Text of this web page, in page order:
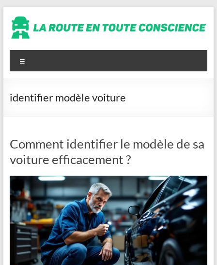
contenu
La
route
en
toute
conscience
identifier modèle voiture
Comment identifier le modèle de sa
voiture efficacement ?